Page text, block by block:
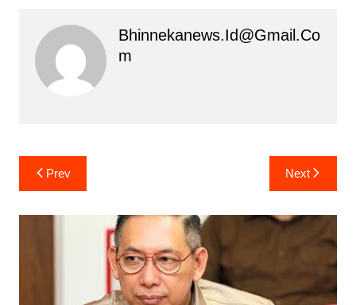
Bhinnekanews.id@gmail.co
M
Navigasi
pos
Prev Next